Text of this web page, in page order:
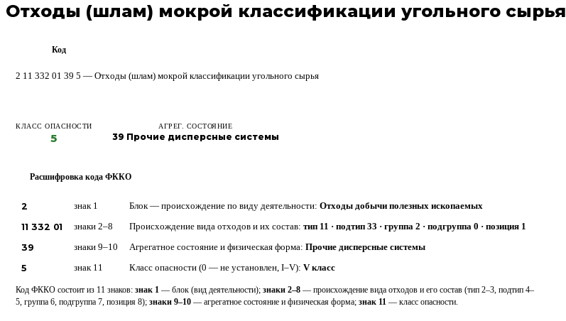
Отходы (шлам) мокрой классификации угольного сырья
Код
2 11 332 01 39 5 — Отходы (шлам) мокрой классификации угольного сырья
КЛАСС ОПАСНОСТИ
5
АГРЕГ. СОСТОЯНИЕ
39 Прочие дисперсные системы
Расшифровка кода ФККО
2 знак 1 Блок — происхождение по виду деятельности: Отходы добычи полезных ископаемых
11 332 01 знаки 2–8 Происхождение вида отходов и их состав: тип 11 · подтип 33 · группа 2 · подгруппа 0 · позиция 1
39 знаки 9–10 Агрегатное состояние и физическая форма: Прочие дисперсные системы
5 знак 11 Класс опасности (0 — не установлен, I–V): V класс
Код ФККО состоит из 11 знаков: знак 1 — блок (вид деятельности); знаки 2–8 — происхождение вида отходов и его состав (тип 2–3, подтип 4–
5, группа 6, подгруппа 7, позиция 8); знаки 9–10 — агрегатное состояние и физическая форма; знак 11 — класс опасности.